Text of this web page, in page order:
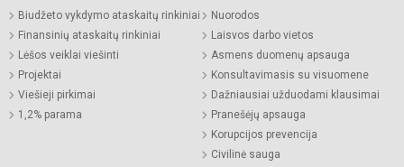
Biudžeto vykdymo ataskaitų rinkiniai
Finansinių ataskaitų rinkiniai
Lėšos veiklai viešinti
Projektai
Viešieji pirkimai
1,2% parama
Nuorodos
Laisvos darbo vietos
Asmens duomenų apsauga
Konsultavimasis su visuomene
Dažniausiai užduodami klausimai
Pranešėjų apsauga
Korupcijos prevencija
Civilinė sauga